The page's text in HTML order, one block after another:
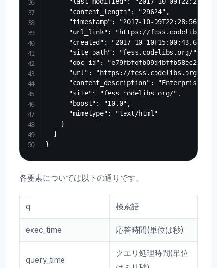
      "content_length": "29624",
"timestamp": "2017-10-
"url_link": "https://
      "created": "2017-10-10T15:00:48.609Z",
      "site_path": "fess.codelibs.org/",
"doc_id":
      "url": "https://fess.codelibs.org/",
"content_description": "Enterprise
      "site": "fess.codelibs.org/",
      "boost": "10.0",
      "mimetype": "text/html"
    }
  ]
各要素については以下の通りです。
q 検索語
exec_time 応答時間(単位は秒)
query_time
クエリ処理時間(単位